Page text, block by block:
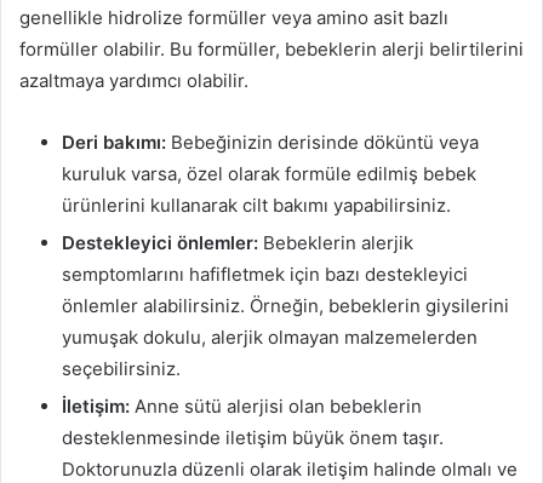
genellikle hidrolize formüller veya amino asit bazlı
formüller olabilir. Bu formüller, bebeklerin alerji belirtilerini
azaltmaya yardımcı olabilir.
Deri bakımı: Bebeğinizin derisinde döküntü veya
kuruluk varsa, özel olarak formüle edilmiş bebek
ürünlerini kullanarak cilt bakımı yapabilirsiniz.
Destekleyici önlemler: Bebeklerin alerjik
semptomlarını hafifletmek için bazı destekleyici
önlemler alabilirsiniz. Örneğin, bebeklerin giysilerini
yumuşak dokulu, alerjik olmayan malzemelerden
seçebilirsiniz.
İletişim: Anne sütü alerjisi olan bebeklerin
desteklenmesinde iletişim büyük önem taşır.
Doktorunuzla düzenli olarak iletişim halinde olmalı ve